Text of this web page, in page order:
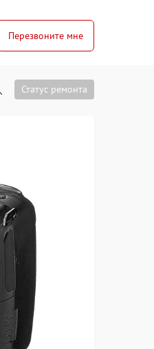
Перезвоните мне
Статус ремонта